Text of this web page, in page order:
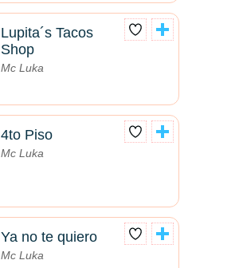
Lupita´s Tacos
Shop
Mc Luka
4to Piso
Mc Luka
Ya no te quiero
Mc Luka